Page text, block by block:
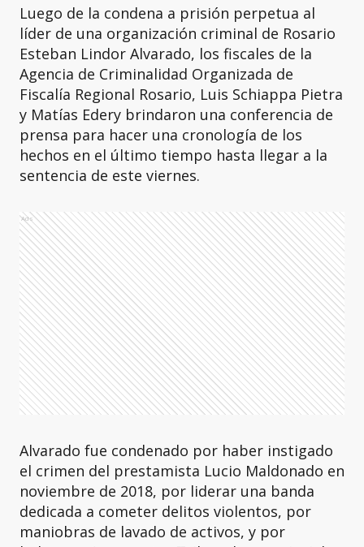
Luego de la condena a prisión perpetua al
líder de una organización criminal de Rosario
Esteban Lindor Alvarado, los fiscales de la
Agencia de Criminalidad Organizada de
Fiscalía Regional Rosario, Luis Schiappa Pietra
y Matías Edery brindaron una conferencia de
prensa para hacer una cronología de los
hechos en el último tiempo hasta llegar a la
sentencia de este viernes.
Ads
Alvarado fue condenado por haber instigado
el crimen del prestamista Lucio Maldonado en
noviembre de 2018, por liderar una banda
dedicada a cometer delitos violentos, por
maniobras de lavado de activos, y por